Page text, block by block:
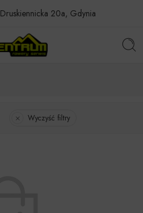
Druskiennicka 20a, Gdynia
Wyczyść filtry